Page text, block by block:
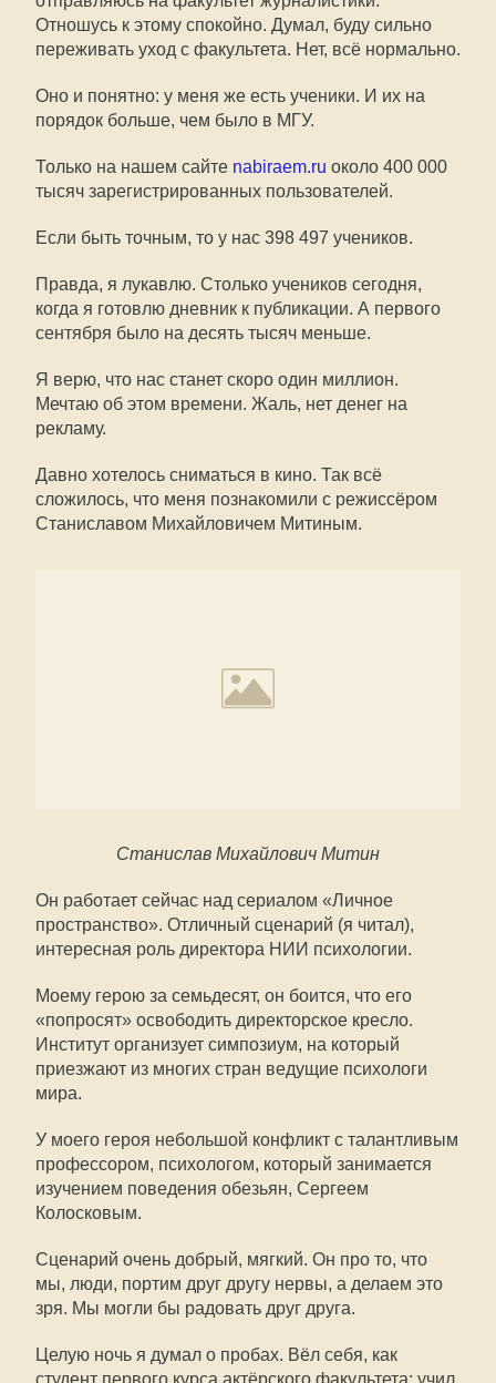
Отношусь к этому спокойно. Думал, буду сильно
переживать уход с факультета. Нет, всё нормально.
Оно и понятно: у меня же есть ученики. И их на
порядок больше, чем было в МГУ.
Только на нашем сайте nabiraem.ru около 400 000
тысяч зарегистрированных пользователей.
Если быть точным, то у нас 398 497 учеников.
Правда, я лукавлю. Столько учеников сегодня,
когда я готовлю дневник к публикации. А первого
сентября было на десять тысяч меньше.
Я верю, что нас станет скоро один миллион.
Мечтаю об этом времени. Жаль, нет денег на
рекламу.
Давно хотелось сниматься в кино. Так всё
сложилось, что меня познакомили с режиссёром
Станиславом Михайловичем Митиным.
Станислав Михайлович Митин
Он работает сейчас над сериалом «Личное
пространство». Отличный сценарий (я читал),
интересная роль директора НИИ психологии.
Моему герою за семьдесят, он боится, что его
«попросят» освободить директорское кресло.
Институт организует симпозиум, на который
приезжают из многих стран ведущие психологи
мира.
У моего героя небольшой конфликт с талантливым
профессором, психологом, который занимается
изучением поведения обезьян, Сергеем
Колосковым.
Сценарий очень добрый, мягкий. Он про то, что
мы, люди, портим друг другу нервы, а делаем это
зря. Мы могли бы радовать друг друга.
Целую ночь я думал о пробах. Вёл себя, как
студент первого курса актёрского факультета: учил